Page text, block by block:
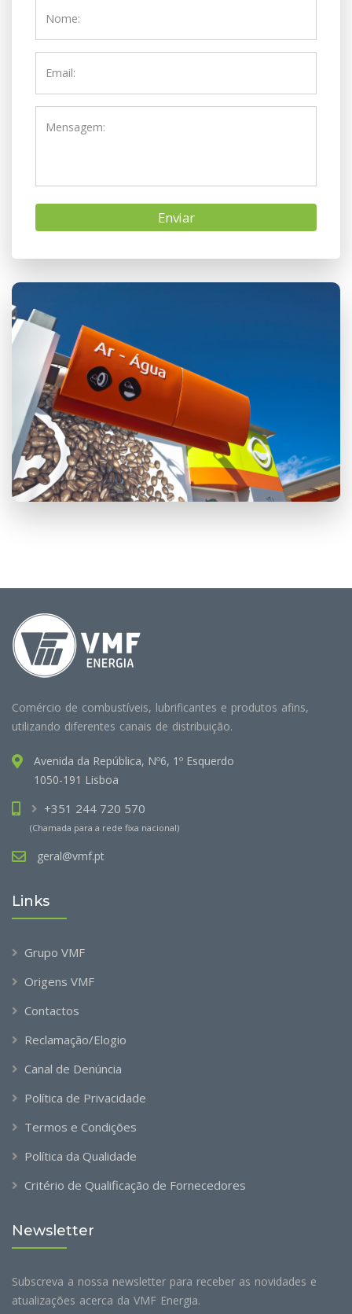
Nome:
Email:
Mensagem:
Enviar
Comércio de combustíveis, lubrificantes e produtos afins,
utilizando diferentes canais de distribuição.
Avenida da República, Nº6, 1º Esquerdo
1050-191 Lisboa
+351 244 720 570
(Chamada para a rede fixa nacional)
geral@vmf.pt
Links
Grupo VMF
Origens VMF
Contactos
Reclamação/Elogio
Canal de Denúncia
Política de Privacidade
Termos e Condições
Política da Qualidade
Critério de Qualificação de Fornecedores
Newsletter
Subscreva a nossa newsletter para receber as novidades e
atualizações acerca da VMF Energia.